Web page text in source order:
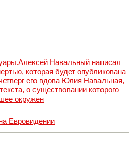
Навальный написал
которая будет опубликована
его вдова Юлия Навальная,
о существовании которого
окружен
Евровидении